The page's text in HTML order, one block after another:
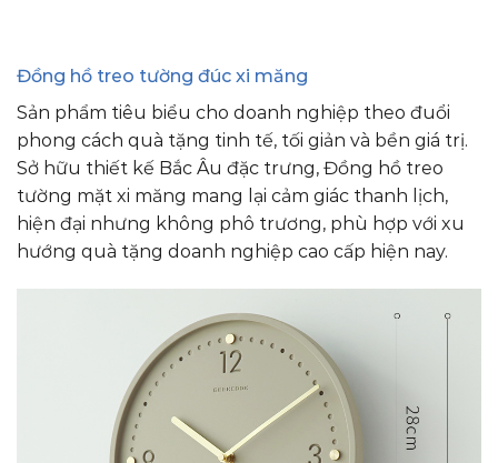
Đồng hồ treo tường đúc xi măng
Sản phẩm tiêu biểu cho doanh nghiệp theo đuổi
phong cách quà tặng tinh tế, tối giản và bền giá trị.
Sở hữu thiết kế Bắc Âu đặc trưng, Đồng hồ treo
tường mặt xi măng mang lại cảm giác thanh lịch,
hiện đại nhưng không phô trương, phù hợp với xu
hướng quà tặng doanh nghiệp cao cấp hiện nay.